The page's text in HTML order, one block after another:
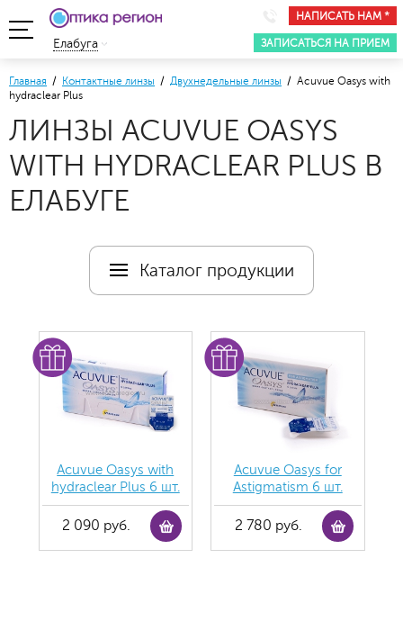
НАПИСАТЬ НАМ *
ЗАПИСАТЬСЯ НА ПРИЕМ
Елабуга
Главная / Контактные линзы / Двухнедельные линзы / Acuvue Oasys with
hydraclear Plus
ЛИНЗЫ ACUVUE OASYS
WITH HYDRACLEAR PLUS В
ЕЛАБУГЕ
Каталог продукции
Acuvue Oasys with
hydraclear Plus 6 шт.
2 090 руб.
Acuvue Oasys for
Astigmatism 6 шт.
2 780 руб.